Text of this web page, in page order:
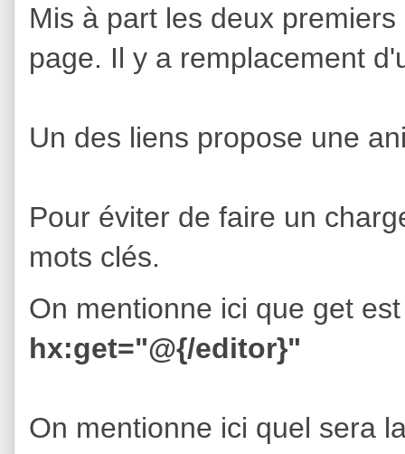
Mis à part les deux
page. Il y a remplacement
Un des liens propose une
Pour éviter de faire un
mots clés.
On mentionne ici que get
hx:get="@{/editor}"
On mentionne ici quel sera